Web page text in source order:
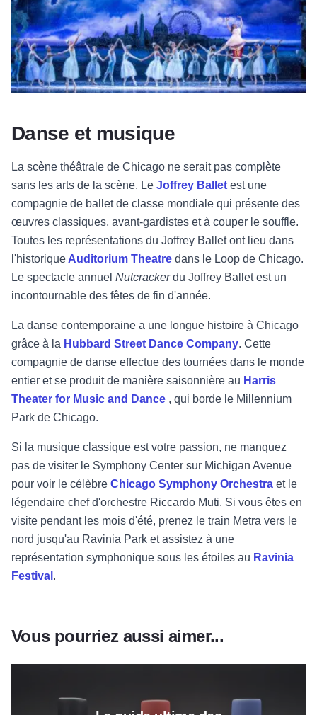
Danse et musique
La scène théâtrale de Chicago ne serait pas complète
sans les arts de la scène. Le Joffrey Ballet est une
compagnie de ballet de classe mondiale qui présente des
œuvres classiques, avant-gardistes et à couper le souffle.
Toutes les représentations du Joffrey Ballet ont lieu dans
l'historique Auditorium Theatre dans le Loop de Chicago.
Le spectacle annuel Nutcracker du Joffrey Ballet est un
incontournable des fêtes de fin d'année.
La danse contemporaine a une longue histoire à Chicago
grâce à la Hubbard Street Dance Company. Cette
compagnie de danse effectue des tournées dans le monde
entier et se produit de manière saisonnière au Harris
Theater for Music and Dance , qui borde le Millennium
Park de Chicago.
Si la musique classique est votre passion, ne manquez
pas de visiter le Symphony Center sur Michigan Avenue
pour voir le célèbre Chicago Symphony Orchestra et le
légendaire chef d'orchestre Riccardo Muti. Si vous êtes en
visite pendant les mois d'été, prenez le train Metra vers le
nord jusqu'au Ravinia Park et assistez à une
représentation symphonique sous les étoiles au Ravinia
Festival .
Vous pourriez aussi aimer...